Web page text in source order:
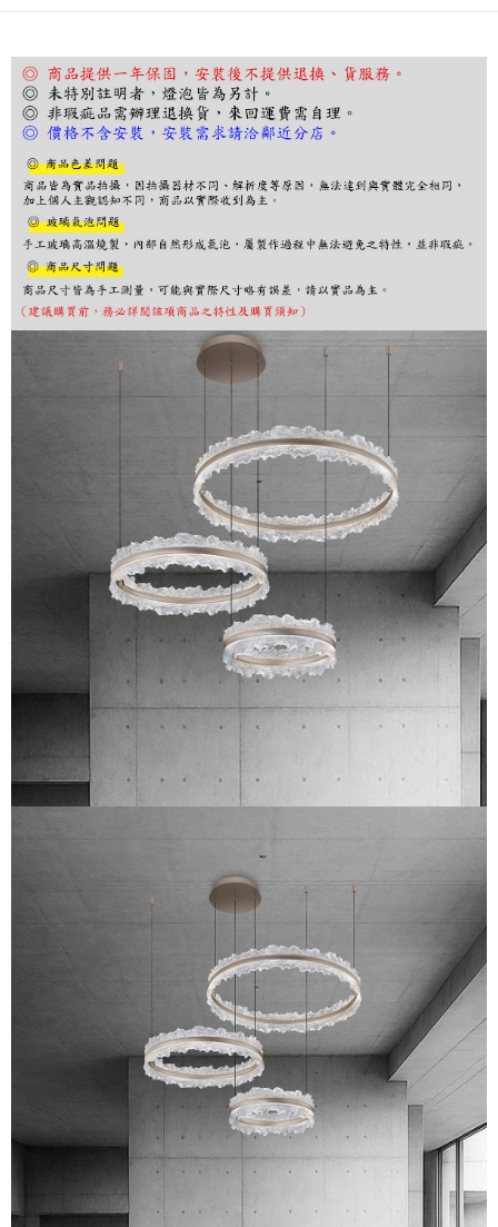
２．訂單成立數日內，您將收到繳費通知簡訊。
３．收到繳費通知簡訊後14天內，點擊此簡訊中的連結，可透過四大超商／
ATM／網路銀行／等多元方式進行付款，方視為交易完成。
※ 請注意：結帳手續完成當下不需立刻繳費，但若您需要取消訂單，請聯絡
購買商品的店家。未經商家同意取消之訂單仍視為有效，需透過AFTEE先享
後付繳納相關費用。
※ 交易是否成功請以「AFTEE先享後付 」之結帳頁面顯示為準，若有關於
是否繳費成功／繳費後需取消欲退款等相關疑問，請聯繫「AFTEE先享後付
客戶支援中心」https://netprotections.freshdesk.com/support/home
【注意事項】
１．透過由恩沛科技股份有限公司提供之「AFTEE先享後付」服務完成之交
權轉讓予恩沛科技股份有限公司。
２．關於個人資料處理事宜，請瀏覽以下網址：
https://aftee.tw/terms/#terms3
３．未成年的使用者請事先徵得法定代理人或監護人之同意方可使用
「AFTEE先享後付」，若未經同意申辦者引起之損失，本公司不負相關責
４．使用「AFTEE先享後付」時，將依據個別帳號之用戶狀況，依本公司即
時審查核予不同之上限額度；若仍有額度不足之情形，本公司將視審查結果
５．嚴禁一人註冊多個帳號或使用他人資訊註冊。若發現惡意使用之情形，
恩沛科技股份有限公司將有權停止該用戶之使用額度並採取法律行動。